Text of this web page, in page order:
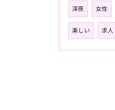
深夜 女性
楽しい 求人